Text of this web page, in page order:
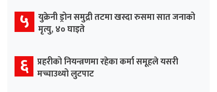
५ युक्रेनी ड्रोन समुद्री तटमा खस्दा रुसमा सात जनाको
मृत्यु, ४० घाइते
६ प्रहरीको नियन्त्रणमा रहेका कर्मा समूहले यसरी
मच्चाउथ्यो लुटपाट